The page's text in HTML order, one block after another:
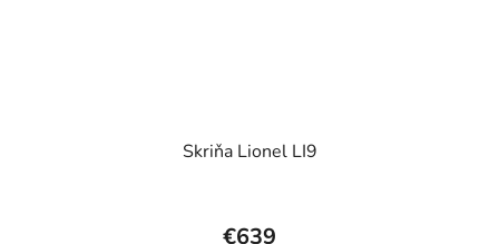
Skriňa Lionel LI9
€639